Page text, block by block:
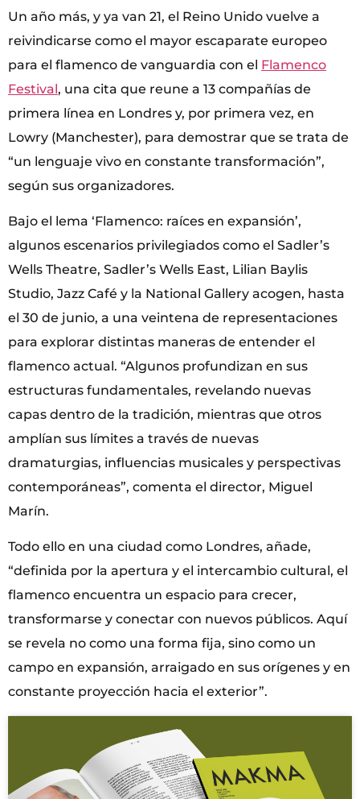
Un año más, y ya van 21, el Reino Unido vuelve a
reivindicarse como el mayor escaparate europeo
para el flamenco de vanguardia con el Flamenco
Festival, una cita que reune a 13 compañías de
primera línea en Londres y, por primera vez, en
Lowry (Manchester), para demostrar que se trata de
“un lenguaje vivo en constante transformación”,
según sus organizadores.
Bajo el lema ‘Flamenco: raíces en expansión’,
algunos escenarios privilegiados como el Sadler’s
Wells Theatre, Sadler’s Wells East, Lilian Baylis
Studio, Jazz Café y la National Gallery acogen, hasta
el 30 de junio, a una veintena de representaciones
para explorar distintas maneras de entender el
flamenco actual. “Algunos profundizan en sus
estructuras fundamentales, revelando nuevas
capas dentro de la tradición, mientras que otros
amplían sus límites a través de nuevas
dramaturgias, influencias musicales y perspectivas
contemporáneas”, comenta el director, Miguel
Marín.
Todo ello en una ciudad como Londres, añade,
“definida por la apertura y el intercambio cultural, el
flamenco encuentra un espacio para crecer,
transformarse y conectar con nuevos públicos. Aquí
se revela no como una forma fija, sino como un
campo en expansión, arraigado en sus orígenes y en
constante proyección hacia el exterior”.